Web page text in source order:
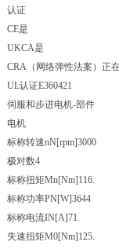
认证
CE是
UKCA是
CRA（网络弹性法案）正
UL认证E360421
伺服和步进电机-部件
电机
标称转速nN[rpm]3000
极对数4
标称扭矩Mn[Nm]116.
标称功率PN[W]3644
标称电流IN[A]71.
失速扭矩M0[Nm]125.